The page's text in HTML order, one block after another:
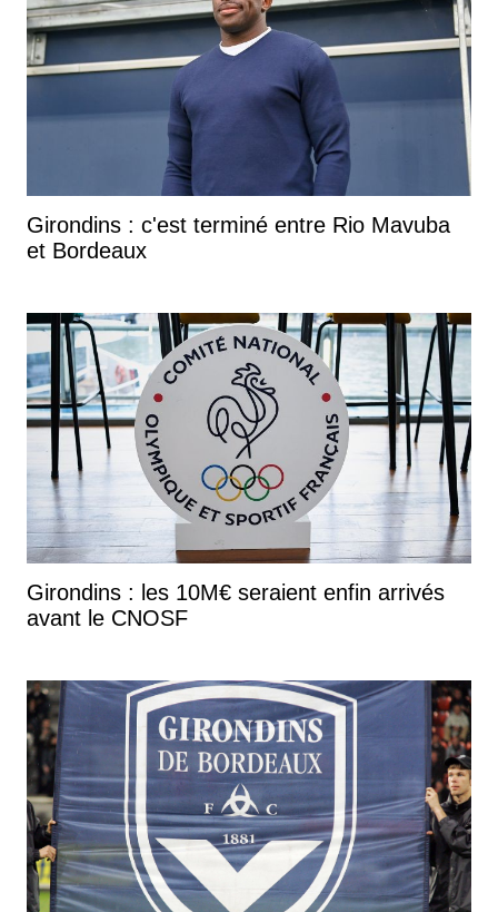
Girondins : c'est terminé entre Rio Mavuba
et Bordeaux
Girondins : les 10M€ seraient enfin arrivés
avant le CNOSF